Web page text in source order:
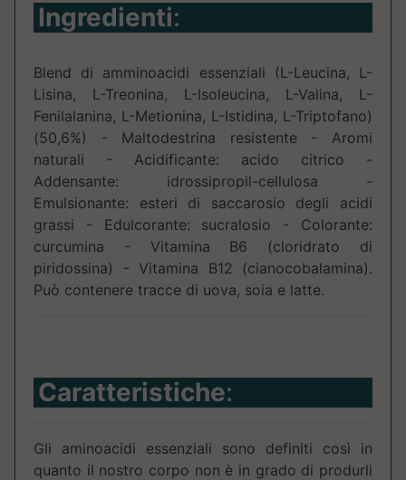
Ingredienti:
Blend di amminoacidi essenziali (L-Leucina, L-
Lisina, L-Treonina, L-Isoleucina, L-Valina, L-
Fenilalanina, L-Metionina, L-Istidina, L-Triptofano)
(50,6%) - Maltodestrina resistente - Aromi
naturali - Acidificante: acido citrico -
Addensante: idrossipropil-cellulosa -
Emulsionante: esteri di saccarosio degli acidi
grassi - Edulcorante: sucralosio - Colorante:
curcumina - Vitamina B6 (cloridrato di
piridossina) - Vitamina B12 (cianocobalamina).
Può contenere tracce di uova, soia e latte.
Caratteristiche:
Gli aminoacidi essenziali sono definiti così in
quanto il nostro corpo non è in grado di produrli